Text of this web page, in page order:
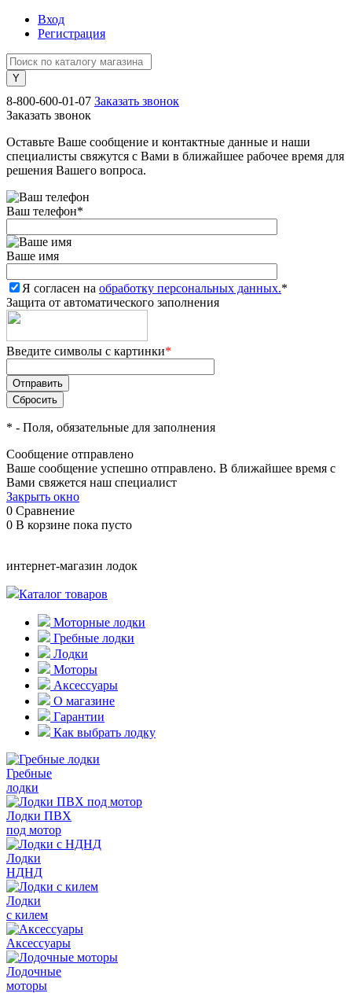
Вход
Регистрация
8-800-600-01-07 Заказать звонок
Заказать звонок
Оставьте Ваше сообщение и контактные данные и наши
специалисты свяжутся с Вами в ближайшее рабочее время для
решения Вашего вопроса.
Ваш телефон*
Ваше имя
Я согласен на обработку персональных данных.*
Защита от автоматического заполнения
Введите символы с картинки*
* - Поля, обязательные для заполнения
Сообщение отправлено
Ваше сообщение успешно отправлено. В ближайшее время с
Вами свяжется наш специалист
Закрыть окно
0 Сравнение
0 В корзине пока пусто
интернет-магазин лодок
Каталог товаров
Моторные лодки
Гребные лодки
Лодки
Моторы
Аксессуары
О магазине
Гарантии
Как выбрать лодку
Гребные
лодки
Лодки ПВХ
под мотор
Лодки
НДНД
Лодки
с килем
Аксессуары
Лодочные
моторы